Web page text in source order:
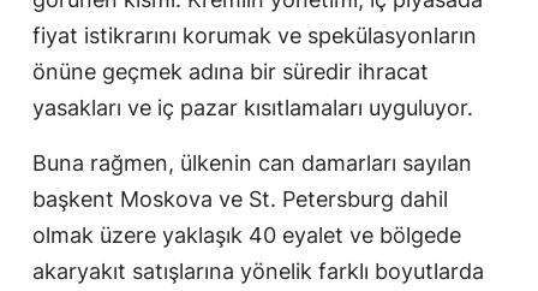
fiyat istikrarını korumak ve spekülasyonların
önüne geçmek adına bir süredir ihracat
yasakları ve iç pazar kısıtlamaları uyguluyor.
Buna rağmen, ülkenin can damarları sayılan
başkent Moskova ve St. Petersburg dahil
olmak üzere yaklaşık 40 eyalet ve bölgede
akaryakıt satışlarına yönelik farklı boyutlarda